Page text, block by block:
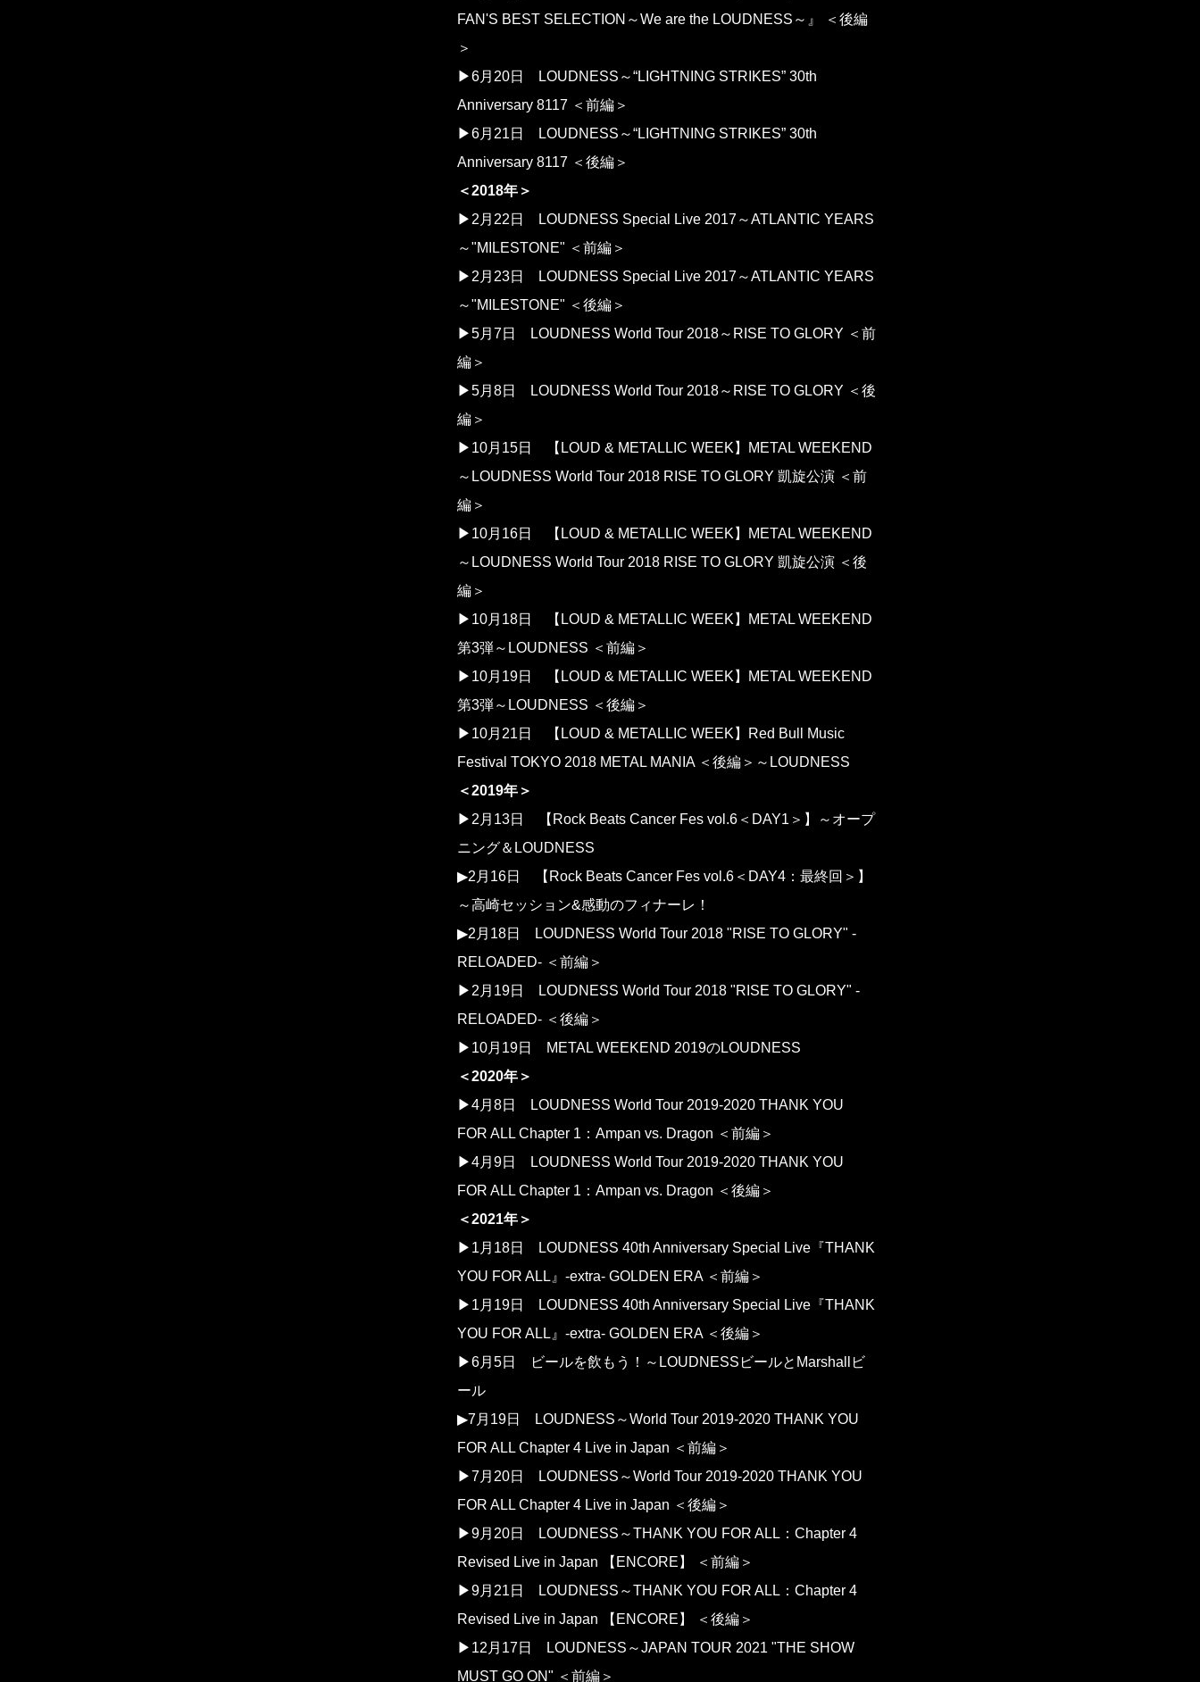
FAN'S BEST SELECTION～We are the LOUDNESS～』 ＜後編
＞
▶6月20日
LOUDNESS～“LIGHTNING STRIKES” 30th
Anniversary 8117 ＜前編＞
▶6月21日
LOUDNESS～“LIGHTNING STRIKES” 30th
Anniversary 8117 ＜後編＞
＜2018年＞
▶2月22日
LOUDNESS Special Live 2017～ATLANTIC YEARS
～"MILESTONE" ＜前編＞
▶2月23日
LOUDNESS Special Live 2017～ATLANTIC YEARS
～"MILESTONE" ＜後編＞
▶5月7日
LOUDNESS World Tour 2018～RISE TO GLORY ＜前
編＞
▶5月8日
LOUDNESS World Tour 2018～RISE TO GLORY ＜後
編＞
▶10月15日
【LOUD & METALLIC WEEK】METAL WEEKEND
～LOUDNESS World Tour 2018 RISE TO GLORY 凱旋公演 ＜前
編＞
▶10月16日
【LOUD & METALLIC WEEK】METAL WEEKEND
～LOUDNESS World Tour 2018 RISE TO GLORY 凱旋公演 ＜後
編＞
▶10月18日
【LOUD & METALLIC WEEK】METAL WEEKEND
第3弾～LOUDNESS ＜前編＞
▶10月19日
【LOUD & METALLIC WEEK】METAL WEEKEND
第3弾～LOUDNESS ＜後編＞
▶10月21日
【LOUD & METALLIC WEEK】Red Bull Music
Festival TOKYO 2018 METAL MANIA ＜後編＞～LOUDNESS
＜2019年＞
▶2月13日
【Rock Beats Cancer Fes vol.6＜DAY1＞】～オープ
ニング＆LOUDNESS
▶2月16日
【Rock Beats Cancer Fes vol.6＜DAY4：最終回＞】
～高崎セッション&感動のフィナーレ！
▶2月18日
LOUDNESS World Tour 2018 "RISE TO GLORY" -
RELOADED- ＜前編＞
▶2月19日
LOUDNESS World Tour 2018 "RISE TO GLORY" -
RELOADED- ＜後編＞
▶10月19日
METAL WEEKEND 2019のLOUDNESS
＜2020年＞
▶4月8日
LOUDNESS World Tour 2019-2020 THANK YOU
FOR ALL Chapter 1：Ampan vs. Dragon ＜前編＞
▶4月9日
LOUDNESS World Tour 2019-2020 THANK YOU
FOR ALL Chapter 1：Ampan vs. Dragon ＜後編＞
＜2021年＞
▶1月18日
LOUDNESS 40th Anniversary Special Live『THANK
YOU FOR ALL』-extra- GOLDEN ERA ＜前編＞
▶1月19日
LOUDNESS 40th Anniversary Special Live『THANK
YOU FOR ALL』-extra- GOLDEN ERA ＜後編＞
▶6月5日
ビールを飲もう！～LOUDNESSビールとMarshallビ
ール
▶7月19日
LOUDNESS～World Tour 2019-2020 THANK YOU
FOR ALL Chapter 4 Live in Japan ＜前編＞
▶7月20日
LOUDNESS～World Tour 2019-2020 THANK YOU
FOR ALL Chapter 4 Live in Japan ＜後編＞
▶9月20日
LOUDNESS～THANK YOU FOR ALL：Chapter 4
Revised Live in Japan 【ENCORE】 ＜前編＞
▶9月21日
LOUDNESS～THANK YOU FOR ALL：Chapter 4
Revised Live in Japan 【ENCORE】 ＜後編＞
▶12月17日
LOUDNESS～JAPAN TOUR 2021 "THE SHOW
MUST GO ON" ＜前編＞